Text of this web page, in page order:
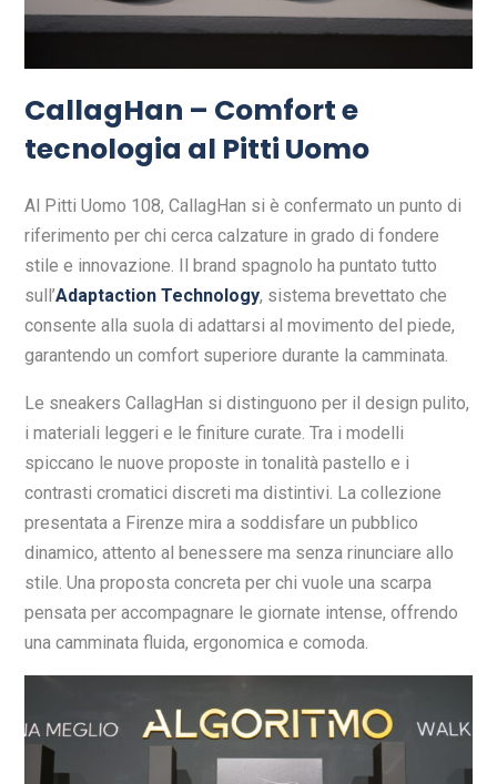
CallagHan – Comfort e
tecnologia al Pitti Uomo
Al Pitti Uomo 108, CallagHan si è confermato un punto di
riferimento per chi cerca calzature in grado di fondere
stile e innovazione. Il brand spagnolo ha puntato tutto
sull’Adaptaction Technology, sistema brevettato che
consente alla suola di adattarsi al movimento del piede,
garantendo un comfort superiore durante la camminata.
Le sneakers CallagHan si distinguono per il design pulito,
i materiali leggeri e le finiture curate. Tra i modelli
spiccano le nuove proposte in tonalità pastello e i
contrasti cromatici discreti ma distintivi. La collezione
presentata a Firenze mira a soddisfare un pubblico
dinamico, attento al benessere ma senza rinunciare allo
stile. Una proposta concreta per chi vuole una scarpa
pensata per accompagnare le giornate intense, offrendo
una camminata fluida, ergonomica e comoda.